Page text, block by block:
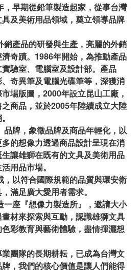
，早期從鉛筆製造起家，從事台灣
及美術用品領域，奠立領導品牌
銷產品的研發與生產，亮麗的外銷
奇蹟。1986年開始，為推動產品
驗室、電腦室及設計部。產品
、奇異筆及電腦光碟筆等，深獲消
場版圖，2000年設立昆山工廠，
商品，並於2005年陸續成立大陸
品牌，象徵品牌及商品年輕化，以
的想像力透過商品設計呈現在消
讓雄獅在既有的文具及美術用品
用品市場。
，以符合國際規範的品質與環安衛
滿足廣大愛用者需求。
一座『想像力製造所』，邀請大小
材來探索與互動，認識雄獅文具
彩教育與藝術體驗，盡情揮灑想
團隊的長期耕耘，已成為台灣文
，我們的核心價值是讓人們能得